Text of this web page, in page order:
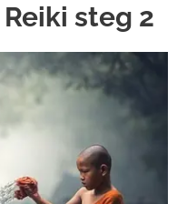
steg 2